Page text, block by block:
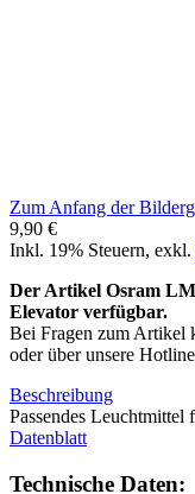
Zum Anfang der
9,90 €
Inkl. 19% Steuern, exkl.
Der Artikel Osram
Elevator verfügbar.
Bei Fragen zum Artikel
oder über unsere
Beschreibung
Passendes Leuchtmittel
Datenblatt
Technische Daten: